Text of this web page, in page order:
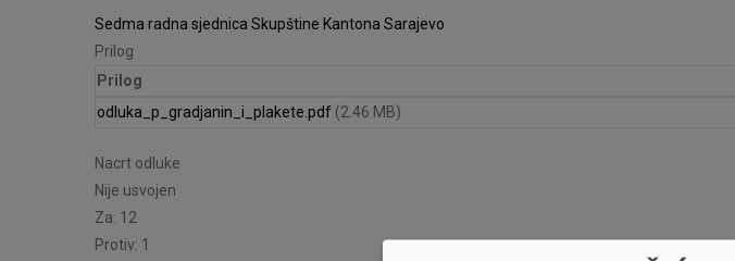
Sedma radna sjednica Skupštine Kantona Sarajevo
Prilog
Prilog
odluka_p_gradjanin_i_plakete.pdf (2.46 MB)
Nacrt odluke
Nije usvojen
Za: 12
Protiv: 1